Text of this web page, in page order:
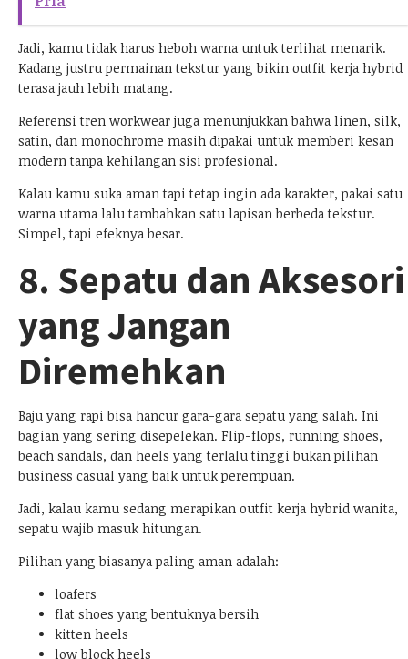
Jadi, kamu tidak harus heboh warna untuk terlihat menarik.
Kadang justru permainan tekstur yang bikin outfit kerja hybrid
terasa jauh lebih matang.
Referensi tren workwear juga menunjukkan bahwa linen, silk,
satin, dan monochrome masih dipakai untuk memberi kesan
modern tanpa kehilangan sisi profesional.
Kalau kamu suka aman tapi tetap ingin ada karakter, pakai satu
warna utama lalu tambahkan satu lapisan berbeda tekstur.
Simpel, tapi efeknya besar.
8. Sepatu dan Aksesori
yang Jangan
Diremehkan
Baju yang rapi bisa hancur gara-gara sepatu yang salah. Ini
bagian yang sering disepelekan. Flip-flops, running shoes,
beach sandals, dan heels yang terlalu tinggi bukan pilihan
business casual yang baik untuk perempuan.
Jadi, kalau kamu sedang merapikan outfit kerja hybrid wanita,
sepatu wajib masuk hitungan.
Pilihan yang biasanya paling aman adalah:
loafers
flat shoes yang bentuknya bersih
kitten heels
low block heels